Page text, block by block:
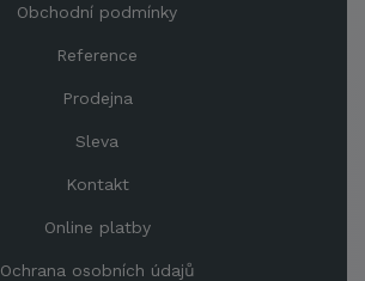
Obchodní podmínky
Reference
Prodejna
Sleva
Kontakt
Online platby
Ochrana osobních údajů